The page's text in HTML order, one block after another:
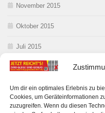
Um dir ein optimales Erlebnis zu
Cookies, um Geräteinformationen
zuzugreifen. Wenn du diesen
November 2015
Oktober 2015
Juli 2015
Juni 2015
Mai 2015